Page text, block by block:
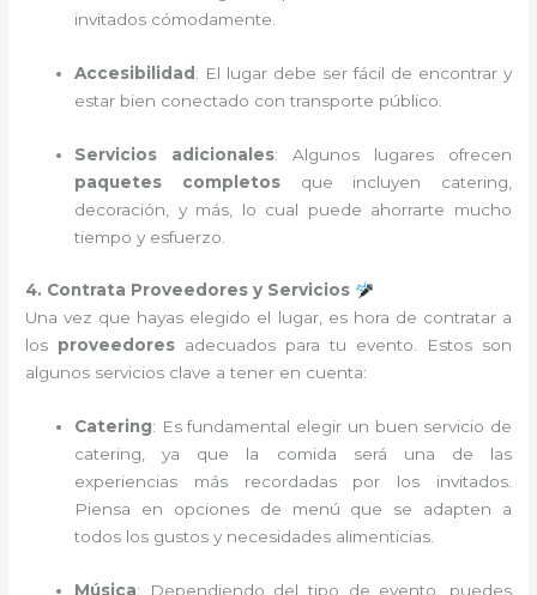
invitados cómodamente.
Accesibilidad : El lugar debe ser fácil de encontrar y
estar bien conectado con transporte público.
Servicios adicionales: Algunos lugares ofrecen
paquetes completosque incluyen catering,
decoración, y más, lo cual puede ahorrarte mucho
tiempo y esfuerzo.
4. Contrata Proveedores y Servicios
Una vez que hayas elegido el lugar, es hora de contratar a
los proveedores adecuados para tu evento. Estos son
algunos servicios clave a tener en cuenta:
Catering: Es fundamental elegir un buen servicio de
catering, ya que la comida será una de las
experiencias más recordadas por los invitados.
Piensa en opciones de menú que se adapten a
todos los gustos y necesidades alimenticias.
Música: Dependiendo del tipo de evento, puedes